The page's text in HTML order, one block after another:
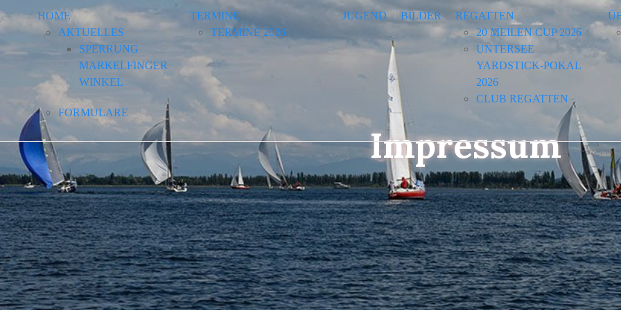
HOME
AKTUELLES
SPERRUNG
MARKELFINGER
WINKEL
FORMULARE
TERMINE
TERMINE 2026
JUGEND BILDER
REGATTEN
20 MEILEN CUP 2026
UNTERSEE
YARDSTICK-POKAL
2026
CLUB REGATTEN
Impressum